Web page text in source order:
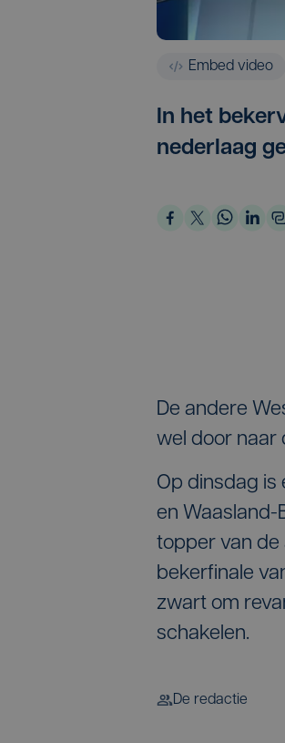
Embed video
In het
nederlaag
De andere
wel door naar
Op dinsdag is
en Waasland-
topper van de
bekerfinale
zwart om
schakelen.
De redactie